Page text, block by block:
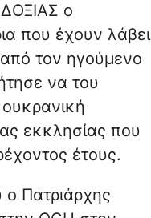
ο
που έχουν λάβει
τον ηγούμενο
να του
εκκλησίας που
έτους.
Πατριάρχης